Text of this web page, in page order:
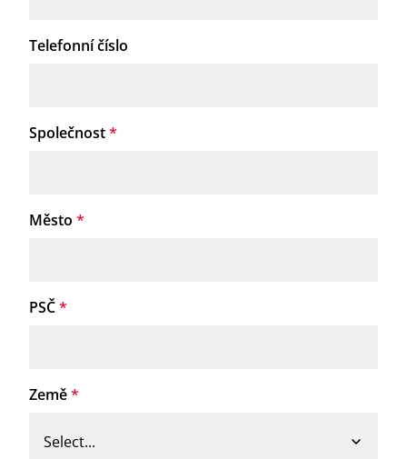
Telefonní číslo
Společnost*
Město *
PSČ*
Země*